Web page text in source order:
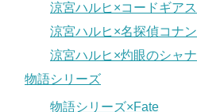
涼宮ハルヒ×コードギアス
涼宮ハルヒ×名探偵コナン
涼宮ハルヒ×灼眼のシャナ
物語シリーズ
物語シリーズ×Fate